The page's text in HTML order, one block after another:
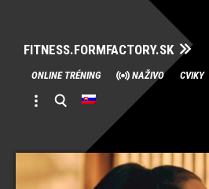
FITNESS.FORMFACTORY.SK
Skip
to
content
ONLINE TRÉNING NAŽIVO CVIKY